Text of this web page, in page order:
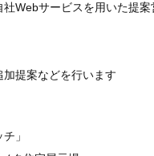
Webサービスを用いた提案
提案などを行います
」